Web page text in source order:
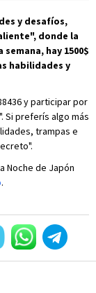
y desafíos,
donde la
hay 1500$
habilidades y
y participar por
Si preferís algo más
trampas e
Noche de Japón
.